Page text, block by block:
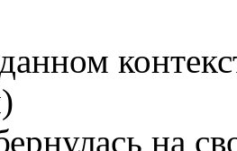
на